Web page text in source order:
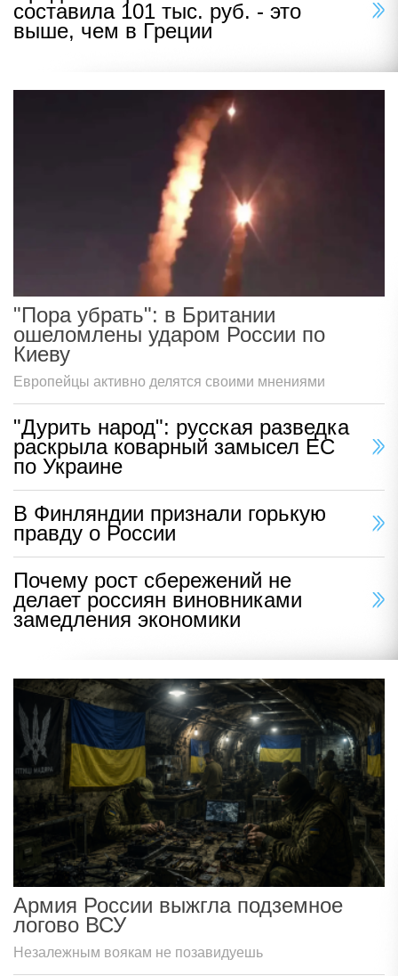
составила 101 тыс. руб. - это
выше, чем в Греции
"Пора убрать": в Британии
ошеломлены ударом России по
Киеву
Европейцы активно делятся своими мнениями
"Дурить народ": русская разведка
раскрыла коварный замысел ЕС
по Украине
В Финляндии признали горькую
правду о России
Почему рост сбережений не
делает россиян виновниками
замедления экономики
Армия России выжгла подземное
логово ВСУ
Незалежным воякам не позавидуешь